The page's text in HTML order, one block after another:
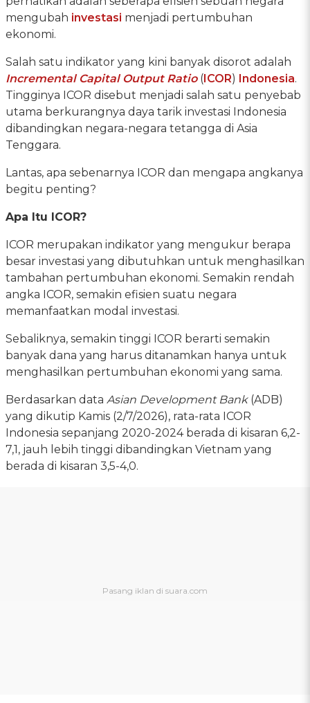
mengubah investasi menjadi pertumbuhan
ekonomi.
Salah satu indikator yang kini banyak disorot adalah
Incremental Capital Output Ratio( ICOR) Indonesia.
Tingginya ICOR disebut menjadi salah satu penyebab
utama berkurangnya daya tarik investasi Indonesia
dibandingkan negara-negara tetangga di Asia
Tenggara.
Lantas, apa sebenarnya ICOR dan mengapa angkanya
begitu penting?
Apa Itu ICOR?
ICOR merupakan indikator yang mengukur berapa
besar investasi yang dibutuhkan untuk menghasilkan
tambahan pertumbuhan ekonomi. Semakin rendah
angka ICOR, semakin efisien suatu negara
memanfaatkan modal investasi.
Sebaliknya, semakin tinggi ICOR berarti semakin
banyak dana yang harus ditanamkan hanya untuk
menghasilkan pertumbuhan ekonomi yang sama.
Berdasarkan data Asian Development Bank(ADB)
yang dikutip Kamis (2/7/2026), rata-rata ICOR
Indonesia sepanjang 2020-2024 berada di kisaran 6,2-
7,1, jauh lebih tinggi dibandingkan Vietnam yang
berada di kisaran 3,5-4,0.